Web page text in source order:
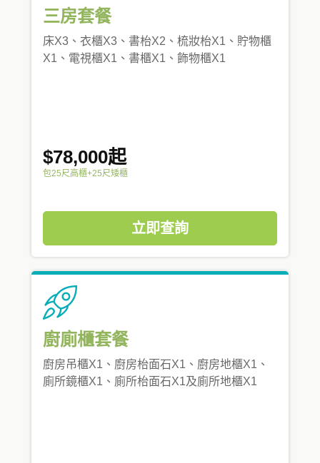
三房套餐
床X3、衣櫃X3、書枱X2、梳妝枱X1、貯物櫃
X1、電視櫃X1、書櫃X1、飾物櫃X1
$78,000起
包25尺高櫃+25尺矮櫃
立即查詢
廚廁櫃套餐
廚房吊櫃X1、廚房枱面石X1、廚房地櫃X1、
廁所鏡櫃X1、廁所枱面石X1及廁所地櫃X1